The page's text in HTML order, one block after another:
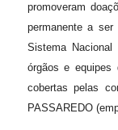
promoveram
permanente a
Sistema
órgãos e equipes
cobertas pelas
PASSAREDO